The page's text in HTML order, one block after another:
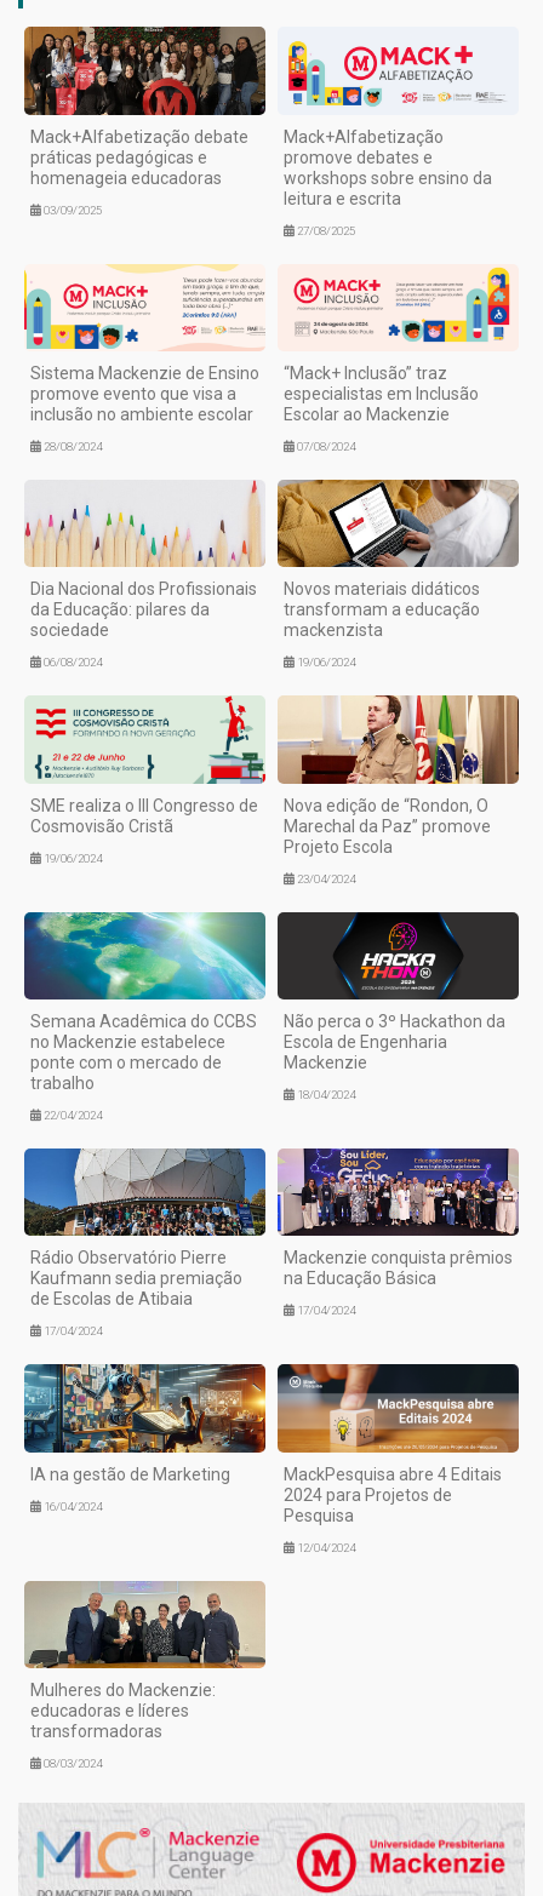
Mack+Alfabetização debate
práticas pedagógicas e
homenageia educadoras
03/09/2025
Mack+Alfabetização
promove debates e
workshops sobre ensino da
leitura e escrita
27/08/2025
Sistema Mackenzie de Ensino
promove evento que visa a
inclusão no ambiente escolar
28/08/2024
“Mack+ Inclusão” traz
especialistas em Inclusão
Escolar ao Mackenzie
07/08/2024
Dia Nacional dos Profissionais
da Educação: pilares da
sociedade
06/08/2024
Novos materiais didáticos
transformam a educação
mackenzista
19/06/2024
SME realiza o III Congresso de
Cosmovisão Cristã
19/06/2024
Nova edição de “Rondon, O
Marechal da Paz” promove
Projeto Escola
23/04/2024
Semana Acadêmica do CCBS
no Mackenzie estabelece
ponte com o mercado de
trabalho
22/04/2024
Não perca o 3º Hackathon da
Escola de Engenharia
Mackenzie
18/04/2024
Rádio Observatório Pierre
Kaufmann sedia premiação
de Escolas de Atibaia
17/04/2024
Mackenzie conquista prêmios
na Educação Básica
17/04/2024
IA na gestão de Marketing
16/04/2024
MackPesquisa abre 4 Editais
2024 para Projetos de
Pesquisa
12/04/2024
Mulheres do Mackenzie:
educadoras e líderes
transformadoras
08/03/2024